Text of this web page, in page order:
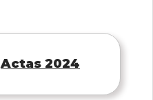
Actas 2024